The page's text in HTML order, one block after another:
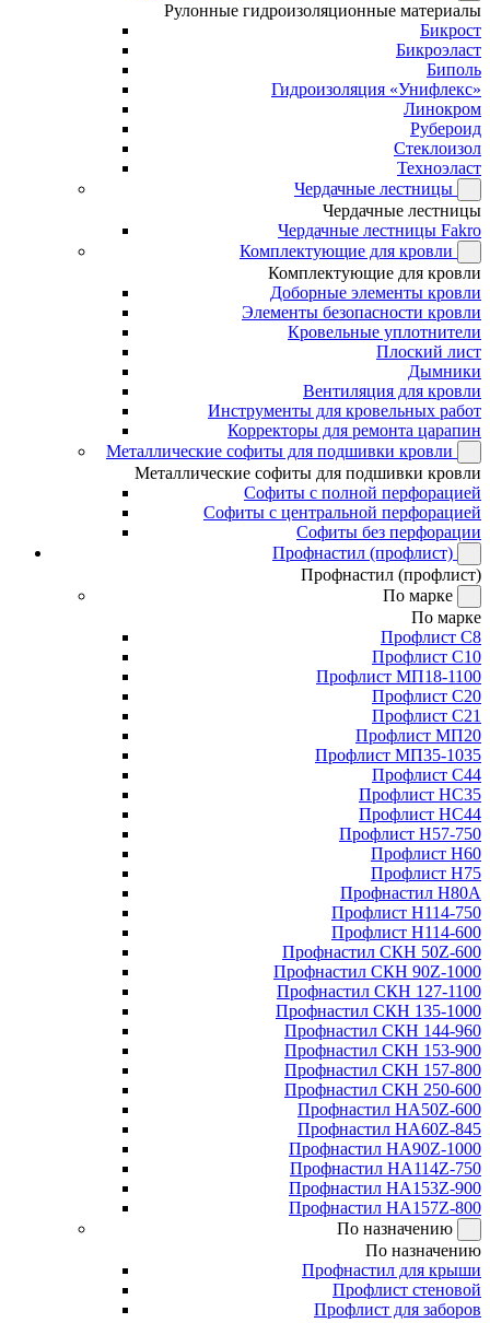
Рулонные гидроизоляционные материалы
Бикрост
Бикроэласт
Биполь
Гидроизоляция «Унифлекс»
Линокром
Рубероид
Стеклоизол
Техноэласт
Чердачные лестницы
Чердачные лестницы
Чердачные лестницы Fakro
Комплектующие для кровли
Комплектующие для кровли
Доборные элементы кровли
Элементы безопасности кровли
Кровельные уплотнители
Плоский лист
Дымники
Вентиляция для кровли
Инструменты для кровельных работ
Корректоры для ремонта царапин
Металлические софиты для подшивки кровли
Металлические софиты для подшивки кровли
Софиты с полной перфорацией
Софиты с центральной перфорацией
Софиты без перфорации
Профнастил (профлист)
Профнастил (профлист)
По марке
По марке
Профлист С8
Профлист С10
Профлист МП18-1100
Профлист С20
Профлист С21
Профлист МП20
Профлист МП35-1035
Профлист С44
Профлист НС35
Профлист НС44
Профлист Н57-750
Профлист Н60
Профлист Н75
Профнастил Н80А
Профлист Н114-750
Профлист Н114-600
Профнастил СКН 50Z-600
Профнастил СКН 90Z-1000
Профнастил СКН 127-1100
Профнастил СКН 135-1000
Профнастил СКН 144-960
Профнастил СКН 153-900
Профнастил СКН 157-800
Профнастил СКН 250-600
Профнастил НА50Z-600
Профнастил НА60Z-845
Профнастил НА90Z-1000
Профнастил НА114Z-750
Профнастил НА153Z-900
Профнастил НА157Z-800
По назначению
По назначению
Профнастил для крыши
Профлист стеновой
Профлист для заборов